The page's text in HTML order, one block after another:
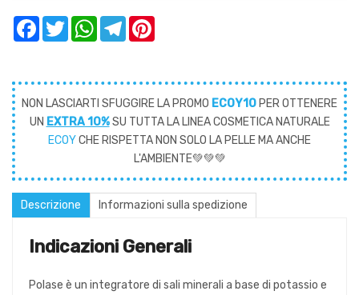
FacebookTwitterWhatsAppTelegram
NON LASCIARTI SFUGGIRE LA PROMO ECOY10 PER OTTENERE
UN EXTRA 10%SU TUTTA LA LINEA COSMETICA NATURALE
ECOYCHE RISPETTA NON SOLO LA PELLE MA ANCHE
L'AMBIENTE💚💚💚
Descrizione Informazioni sulla spedizione
Indicazioni Generali
Polase è un integratore di sali minerali a base di potassio e